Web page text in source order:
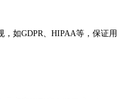
，如GDPR、HIPAA等，保证用